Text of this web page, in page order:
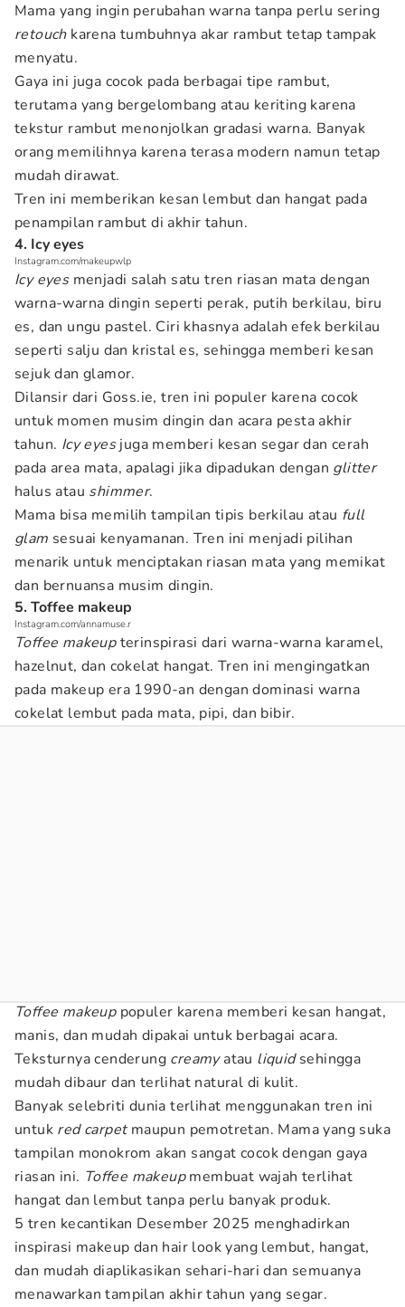
Mama yang ingin perubahan warna tanpa perlu sering
retouch karena tumbuhnya akar rambut tetap tampak
menyatu.
Gaya ini juga cocok pada berbagai tipe rambut,
terutama yang bergelombang atau keriting karena
tekstur rambut menonjolkan gradasi warna. Banyak
orang memilihnya karena terasa modern namun tetap
mudah dirawat.
Tren ini memberikan kesan lembut dan hangat pada
penampilan rambut di akhir tahun.
4. Icy eyes
Instagram.com/makeupwlp
Icy eyesmenjadi salah satu tren riasan mata dengan
warna-warna dingin seperti perak, putih berkilau, biru
es, dan ungu pastel. Ciri khasnya adalah efek berkilau
seperti salju dan kristal es, sehingga memberi kesan
sejuk dan glamor.
Dilansir dari Goss.ie, tren ini populer karena cocok
untuk momen musim dingin dan acara pesta akhir
tahun. Icy eyesjuga memberi kesan segar dan cerah
pada area mata, apalagi jika dipadukan dengan glitter
halus atau shimmer.
Mama bisa memilih tampilan tipis berkilau atau full
glam sesuai kenyamanan. Tren ini menjadi pilihan
menarik untuk menciptakan riasan mata yang memikat
dan bernuansa musim dingin.
5. Toffee makeup
Instagram.com/annamuse.r
Toffee makeupterinspirasi dari warna-warna karamel,
hazelnut, dan cokelat hangat. Tren ini mengingatkan
pada makeup era 1990-an dengan dominasi warna
cokelat lembut pada mata, pipi, dan bibir.
Toffee makeuppopuler karena memberi kesan hangat,
manis, dan mudah dipakai untuk berbagai acara.
Teksturnya cenderung creamyatau liquidsehingga
mudah dibaur dan terlihat natural di kulit.
Banyak selebriti dunia terlihat menggunakan tren ini
untuk red carpetmaupun pemotretan. Mama yang suka
tampilan monokrom akan sangat cocok dengan gaya
riasan ini. Toffee makeupmembuat wajah terlihat
hangat dan lembut tanpa perlu banyak produk.
5 tren kecantikan Desember 2025 menghadirkan
inspirasi makeup dan hair look yang lembut, hangat,
dan mudah diaplikasikan sehari-hari dan semuanya
menawarkan tampilan akhir tahun yang segar.